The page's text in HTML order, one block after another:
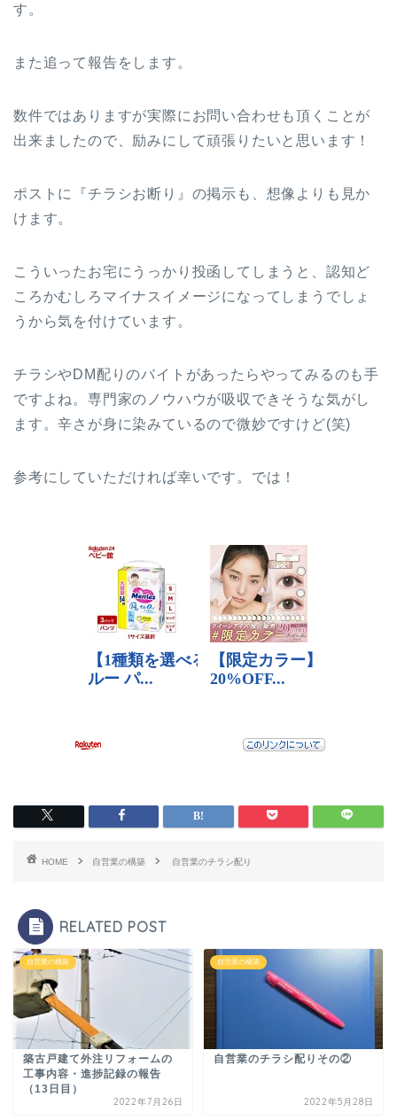
す。
また追って報告をします。
数件ではありますが実際にお問い合わせも頂くことが
出来ましたので、励みにして頑張りたいと思います！
ポストに『チラシお断り』の掲示も、想像よりも見か
けます。
こういったお宅にうっかり投函してしまうと、認知ど
ころかむしろマイナスイメージになってしまうでしょ
うから気を付けています。
チラシやDM配りのバイトがあったらやってみるのも手
ですよね。専門家のノウハウが吸収できそうな気がし
ます。辛さが身に染みているので微妙ですけど(笑)
参考にしていただければ幸いです。では！
HOME 自営業の構築 自営業のチラシ配り
RELATED POST
自営業の構築
築古戸建て外注リフォームの
工事内容・進捗記録の報告
（13日目）
2022年7月26日
自営業の構築
自営業のチラシ配りその②
2022年5月28日